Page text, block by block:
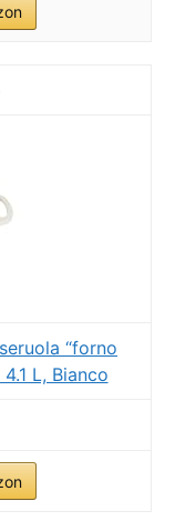
“forno
L, Bianco